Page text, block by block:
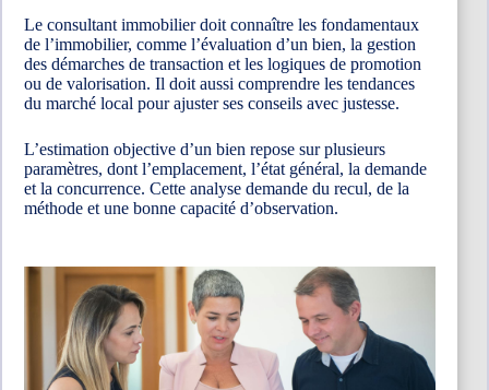
Le consultant immobilier doit connaître les fondamentaux
de l’immobilier, comme l’évaluation d’un bien, la gestion
des démarches de transaction et les logiques de promotion
ou de valorisation. Il doit aussi comprendre les tendances
du marché local pour ajuster ses conseils avec justesse.
L’estimation objective d’un bien repose sur plusieurs
paramètres, dont l’emplacement, l’état général, la demande
et la concurrence. Cette analyse demande du recul, de la
méthode et une bonne capacité d’observation.